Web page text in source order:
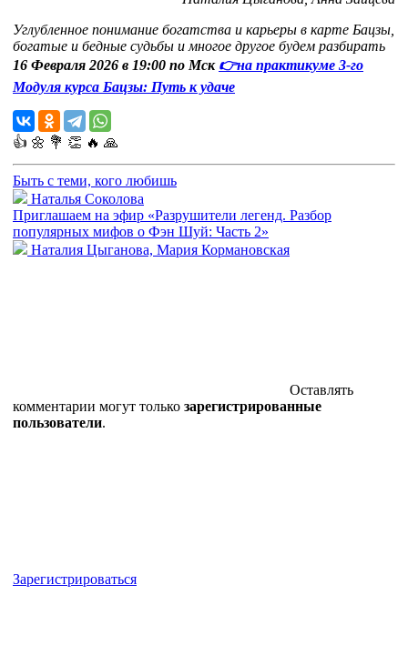
Углубленное понимание богатства и карьеры в карте Бацзы,
богатые и бедные судьбы и многое другое будем разбирать
16 Февраля 2026 в 19:00 по Мск 👉на практикуме 3-го
Модуля курса Бацзы: Путь к удаче
👍 🌼 💐 👏 🔥 🙏
Быть с теми, кого любишь
Наталья Соколова
Приглашаем на эфир «Разрушители легенд. Разбор
популярных мифов о Фэн Шуй: Часть 2»
Наталия Цыганова, Мария Кормановская
Оставлять
комментарии могут только зарегистрированные
пользователи.
Зарегистрироваться